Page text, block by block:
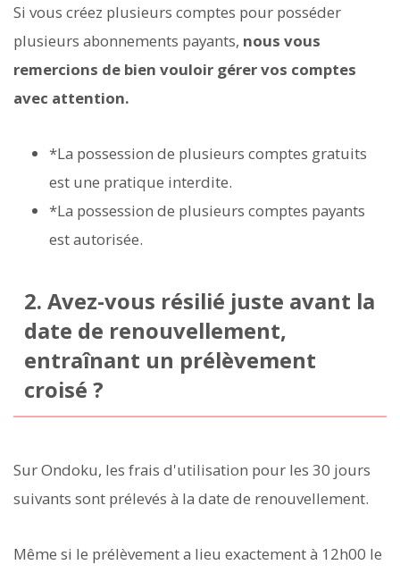
Si vous créez plusieurs comptes pour posséder
plusieurs abonnements payants, nous vous
remercions de bien vouloir gérer vos comptes
avec attention.
*La possession de plusieurs comptes gratuits
est une pratique interdite.
*La possession de plusieurs comptes payants
est autorisée.
2. Avez-vous résilié juste avant la
date de renouvellement,
entraînant un prélèvement
croisé ?
Sur Ondoku, les frais d'utilisation pour les 30 jours
suivants sont prélevés à la date de renouvellement.
Même si le prélèvement a lieu exactement à 12h00 le